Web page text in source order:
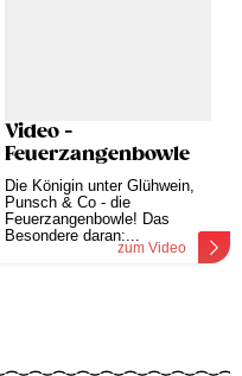
Video -
Feuerzangenbowle
Die Königin unter Glühwein,
Punsch & Co - die
Feuerzangenbowle! Das
Besondere daran:...
zum Video